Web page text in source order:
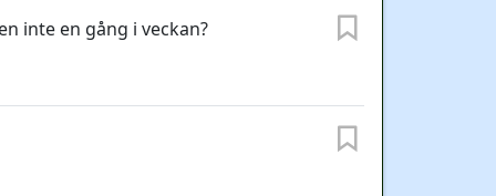
inte en gång i veckan?